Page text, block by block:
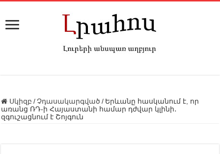
Սկիզբ / Չդասակարգված / Երևանը հասկանում է, որ
առանց ՌԴ-ի Հայաստանի համար դժվար կլինի․
զգուշացնում է Շոյգուն